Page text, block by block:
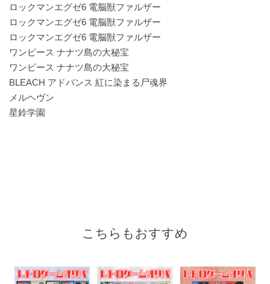
ロックマンエグゼ6 電脳獣ファルザー
ロックマンエグゼ6 電脳獣ファルザー
ロックマンエグゼ6 電脳獣ファルザー
ワンピース ナナツ島の大秘宝
ワンピース ナナツ島の大秘宝
BLEACH アドバンス 紅に染まる尸魂界
メルヘヴン
星鈴学園
こちらもおすすめ